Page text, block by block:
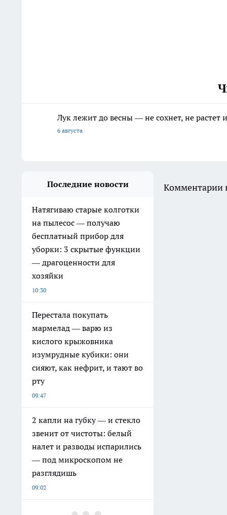
Лук лежит до весны — не сохнет, не
6 августа
Последние новости
Натягиваю старые колготки
на пылесос — получаю
бесплатный прибор для
уборки: 3 скрытые функции
— драгоценности для
хозяйки
10:30
Перестала покупать
мармелад — варю из
кислого крыжовника
изумрудные кубики: они
сияют, как нефрит, и тают во
рту
09:47
2 капли на губку — и стекло
звенит от чистоты: белый
налет и разводы испарились
— под микроскопом не
разглядишь
09:02
Когда в Заозёрном станет
Комментарии